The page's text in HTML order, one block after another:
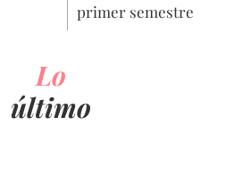
primer semestre
Lo
último